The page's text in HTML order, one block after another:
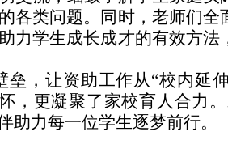
各类问题。同时，老师们
力学生成长成才的有效方
垒，让资助工作从“校内延
，更凝聚了家校育人合力
助力每一位学生逐梦前行。